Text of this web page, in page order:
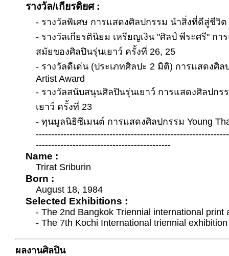
รางวัล/เกียรติยศ :
- รางวัลพิเศษ การแสดงศิลปกรรม นำสิ่งที่ดีสู่ชีวิต
- รางวัลเกียรตินิยม เหรียญเงิน "ศิลป์ พีระศรี" กา
สมัยของศิลปินรุ่นเยาว์ ครั้งที่ 26, 25
- รางวัลดีเด่น (ประเภทศิลปะ 2 มิติ) การแสดงศิล
Artist Award
- รางวัลสนับสนุนศิลปินรุ่นเยาว์ การแสดงศิลปก
เยาว์ ครั้งที่ 23
- ทุนมูลนิธิซีเมนต์ การแสดงศิลปกรรม Young
--------------------------------------------
Name :
Trirat Sriburin
Born :
August 18, 1984
Selected Exhibitions :
- The 2nd Bangkok Triennial international print
- The 7th Kochi International triennial
ผลงานศิลปิน